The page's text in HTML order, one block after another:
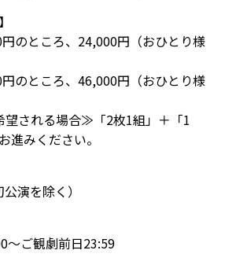
のところ、24,000円（おひとり様
のところ、46,000円（おひとり様
される場合≫「2枚1組」＋「1
進みください。
演を除く）
～ご観劇前日23:59